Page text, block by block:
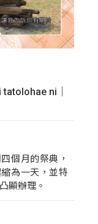
tatolohae ni｜
個月的祭典，
為一天，並特
顯辦理。